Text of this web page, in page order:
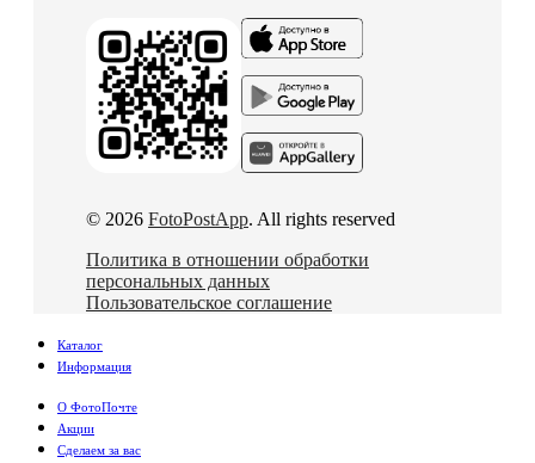
© 2026 FotoPostApp. All rights reserved
Политика в отношении обработки
персональных данных
Пользовательское соглашение
Каталог
Информация
О ФотоПочте
Акции
Сделаем за вас